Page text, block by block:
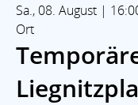
Sa., 08. August |
Ort